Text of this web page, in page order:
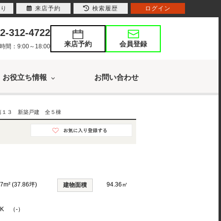
312-4722
間：9:00～18:00 来店予約 会員登録
お役立ち情報 お問い合わせ
１３ 新築戸建 全５棟
(37.86坪) 建物面積 94.36㎡
（-）
来店予約 検索履歴 ログイン